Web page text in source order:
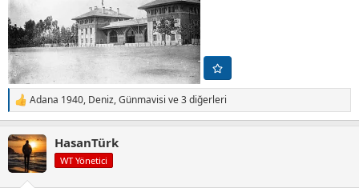
T
e
k
i
l
Adana 1940, Deniz,Günmavisi ve 3 diğerleri
HasanTürk
WT Yönetici